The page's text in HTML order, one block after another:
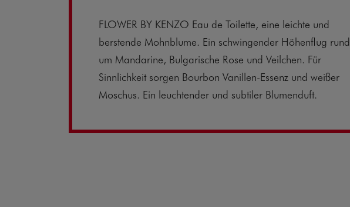
FLOWER BY KENZO Eau de Toilette, eine leichte und
berstende Mohnblume. Ein schwingender Höhenflug rund
um Mandarine, Bulgarische Rose und Veilchen. Für
Sinnlichkeit sorgen Bourbon Vanillen-Essenz und weißer
Moschus. Ein leuchtender und subtiler Blumenduft.